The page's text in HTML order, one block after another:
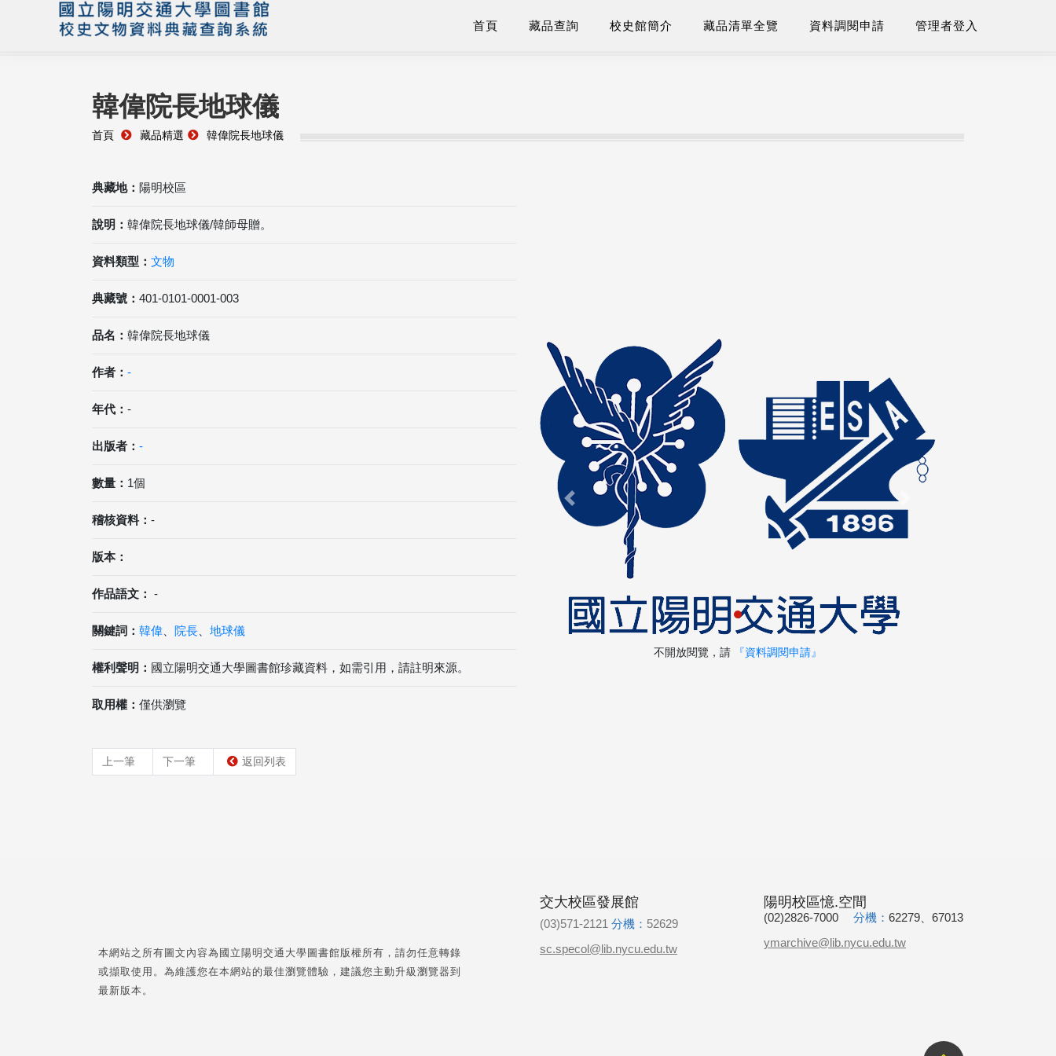
首頁 藏品查詢 校史館簡介 藏品清單全覽 資料調閱申請 管理者登入
韓偉院長地球儀
首頁 藏品精選 韓偉院長地球儀
典藏地： 陽明校區
說明： 韓偉院長地球儀/韓師母贈。
資料類型： 文物
典藏號： 401-0101-0001-003
品名： 韓偉院長地球儀
作者： -
年代： -
出版者： -
數量： 1個
稽核資料： -
版本：
作品語文： -
關鍵詞： 韓偉 院長 地球儀
權利聲明： 國立陽明交通大學圖書館珍藏資料，如需引用，請註明來源。
取用權： 僅供瀏覽
上一筆 下一筆 返回列表
Previous
不開放閱覽，請 『資料調閱申請』
本網站之所有圖文內容為國立陽明交通大學圖書館版權所有，請勿任意轉錄
或擷取使用。為維護您在本網站的最佳瀏覽體驗，建議您主動升級瀏覽器到
最新版本。
交大校區發展館
(03)571-2121 分機： 52629
sc.specol@lib.nycu.edu.tw
陽明校區憶.空間
(02)2826-7000 分機： 62279、67013
ymarchive@lib.nycu.edu.tw